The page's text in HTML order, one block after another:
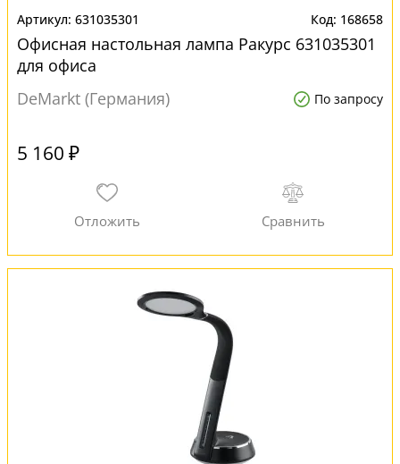
631035301 168658
Офисная настольная лампа Ракурс 631035301
для офиса
DeMarkt (Германия)
По запросу
5 160 ₽